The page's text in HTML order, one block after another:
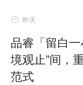
昨天
品睿「留白
境观止”间，
范式